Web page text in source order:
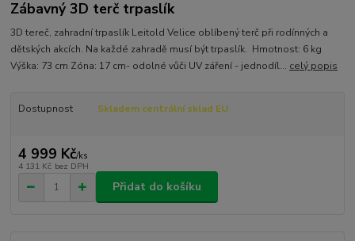
Zábavný 3D terč trpaslík
3D tereč, zahradní trpaslík Leitold Velice oblíbený terč při rodínných a
dětských akcích. Na každé zahradě musí být trpaslík. Hmotnost: 6 kg
Výška: 73 cm Zóna: 17 cm- odolné vůči UV záření - jednodíl... celý popis
Dostupnost Skladem centrální sklad EU
4 999 Kč/ks
4 131 Kč bez DPH
Přidat do košíku